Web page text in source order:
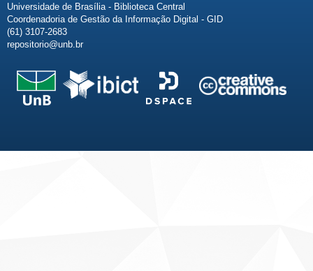
Universidade de Brasília - Biblioteca Central
Coordenadoria de Gestão da Informação Digital - GID
(61) 3107-2683
repositorio@unb.br